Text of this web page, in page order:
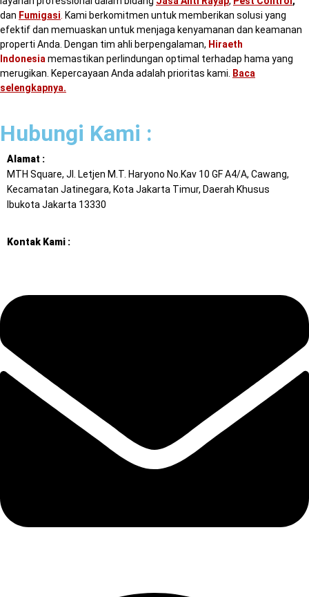
dan Fumigasi. Kami berkomitmen untuk memberikan solusi yang
efektif dan memuaskan untuk menjaga kenyamanan dan keamanan
properti Anda. Dengan tim ahli berpengalaman, Hiraeth
Indonesiamemastikan perlindungan optimal terhadap hama yang
merugikan. Kepercayaan Anda adalah prioritas kami. Baca
selengkapnya.
Hubungi Kami :
Alamat :
MTH Square, Jl. Letjen M.T. Haryono No.Kav 10 GF A4/A, Cawang,
Kecamatan Jatinegara, Kota Jakarta Timur, Daerah Khusus
Ibukota Jakarta 13330
Kontak Kami :